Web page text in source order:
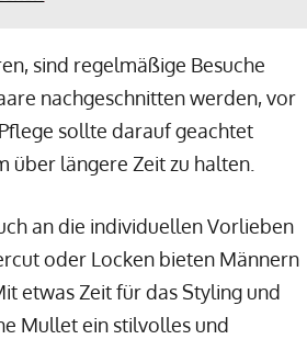
sind regelmäßige Besuche
nachgeschnitten werden, vor
sollte darauf geachtet
über längere Zeit zu halten.
an die individuellen Vorlieben
oder Locken bieten Männern
etwas Zeit für das Styling und
Mullet ein stilvolles und